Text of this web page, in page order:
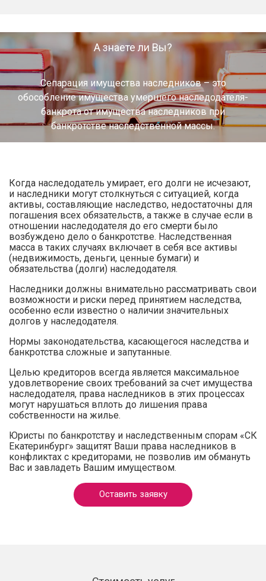
А знаете ли Вы?
Сепарация имущества наследников – это
обособление имущества умершего наследодателя-
банкрота от имущества наследников при
банкротстве наследственной массы.
Когда наследодатель умирает, его долги не исчезают,
и наследники могут столкнуться с ситуацией, когда
активы, составляющие наследство, недостаточны для
погашения всех обязательств, а также в случае если в
отношении наследодателя до его смерти было
возбуждено дело о банкротстве. Наследственная
масса в таких случаях включает в себя все активы
(недвижимость, деньги, ценные бумаги) и
обязательства (долги) наследодателя.
Наследники должны внимательно рассматривать свои
возможности и риски перед принятием наследства,
особенно если известно о наличии значительных
долгов у наследодателя.
Нормы законодательства, касающегося наследства и
банкротства сложные и запутанные.
Целью кредиторов всегда является максимальное
удовлетворение своих требований за счет имущества
наследодателя, права наследников в этих процессах
могут нарушаться вплоть до лишения права
собственности на жилье.
Юристы по банкротству и наследственным спорам «СК
Екатеринбург» защитят Ваши права наследников в
конфликтах с кредиторами, не позволив им обмануть
Вас и завладеть Вашим имуществом.
Оставить заявку